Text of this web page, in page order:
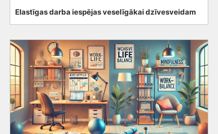
Elastīgas darba iespējas veselīgākai dzīvesveidam